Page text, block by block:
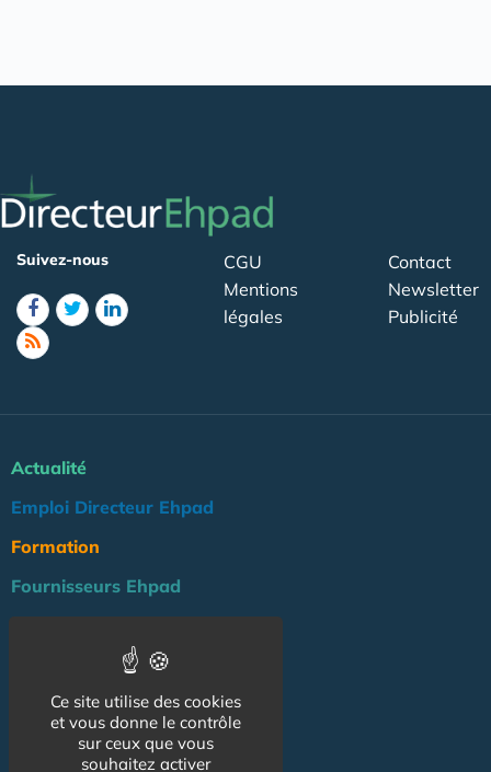
Suivez-nous
CGU
Mentions
légales
Contact
Newsletter
Publicité
Actualité
Emploi Directeur Ehpad
Formation
Fournisseurs Ehpad
Réglementation
Outils
Groupe Maison de Retraite
Ce site utilise des cookies
et vous donne le contrôle
sur ceux que vous
souhaitez activer